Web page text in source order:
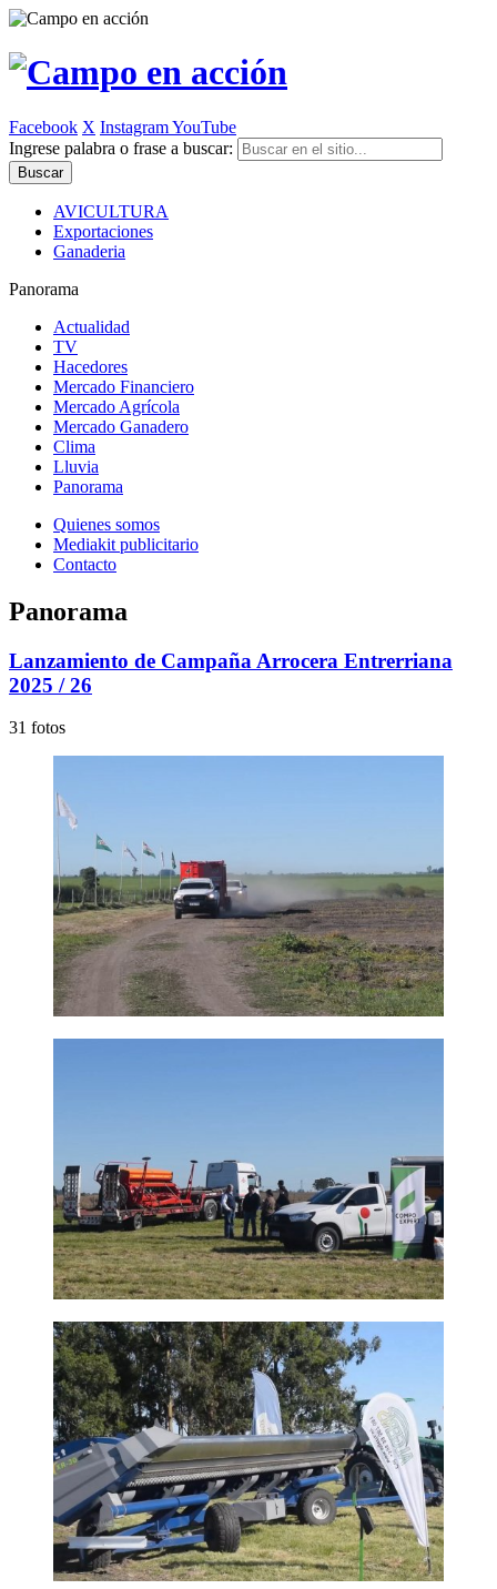
Facebook X InstagramYouTube
Ingrese palabra o frase a buscar:
AVICULTURA
Exportaciones
Ganaderia
Panorama
Actualidad
TV
Hacedores
Mercado Financiero
Mercado Agrícola
Mercado Ganadero
Clima
Lluvia
Panorama
Quienes somos
Mediakit publicitario
Contacto
Panorama
Lanzamiento de Campaña Arrocera Entrerriana
2025 / 26
31 fotos